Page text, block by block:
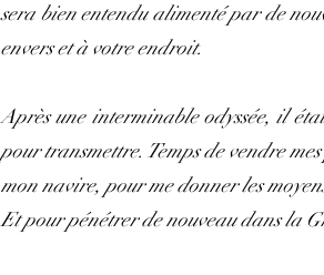
sera bien entendu alimenté par de
envers et à votre endroit.
Après une interminable odyssée, il
pour transmettre. Temps de vendre
mon navire, pour me donner les
Et pour pénétrer de nouveau dans la